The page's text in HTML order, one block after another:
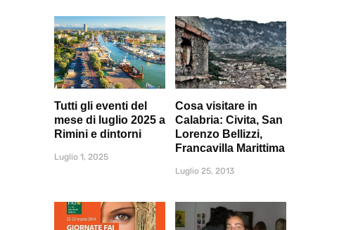
Tutti gli eventi del
mese di luglio 2025 a
Rimini e dintorni
Luglio 1, 2025
Cosa visitare in
Calabria: Civita, San
Lorenzo Bellizzi,
Francavilla Marittima
Luglio 25, 2013